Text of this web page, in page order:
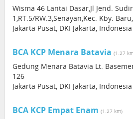
Wisma 46 Lantai Dasar,Jl Jend.
1,RT.5/RW.3,Senayan,Kec. Kby.
Jakarta Pusat, DKI Jakarta,
BCA KCP Menara Batavia (1.27
Gedung Menara Batavia Lt.
126
Jakarta Pusat, DKI Jakarta,
BCA KCP Empat Enam (1.27 km)